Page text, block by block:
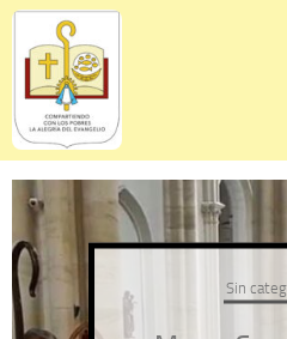
Skip
content
Sin